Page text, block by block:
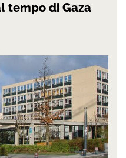
tempo di Gaza